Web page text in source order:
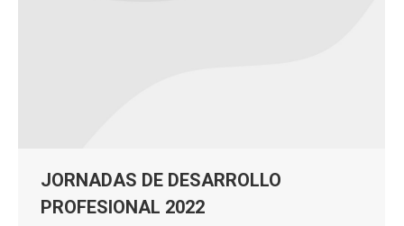
JORNADAS DE DESARROLLO
PROFESIONAL 2022